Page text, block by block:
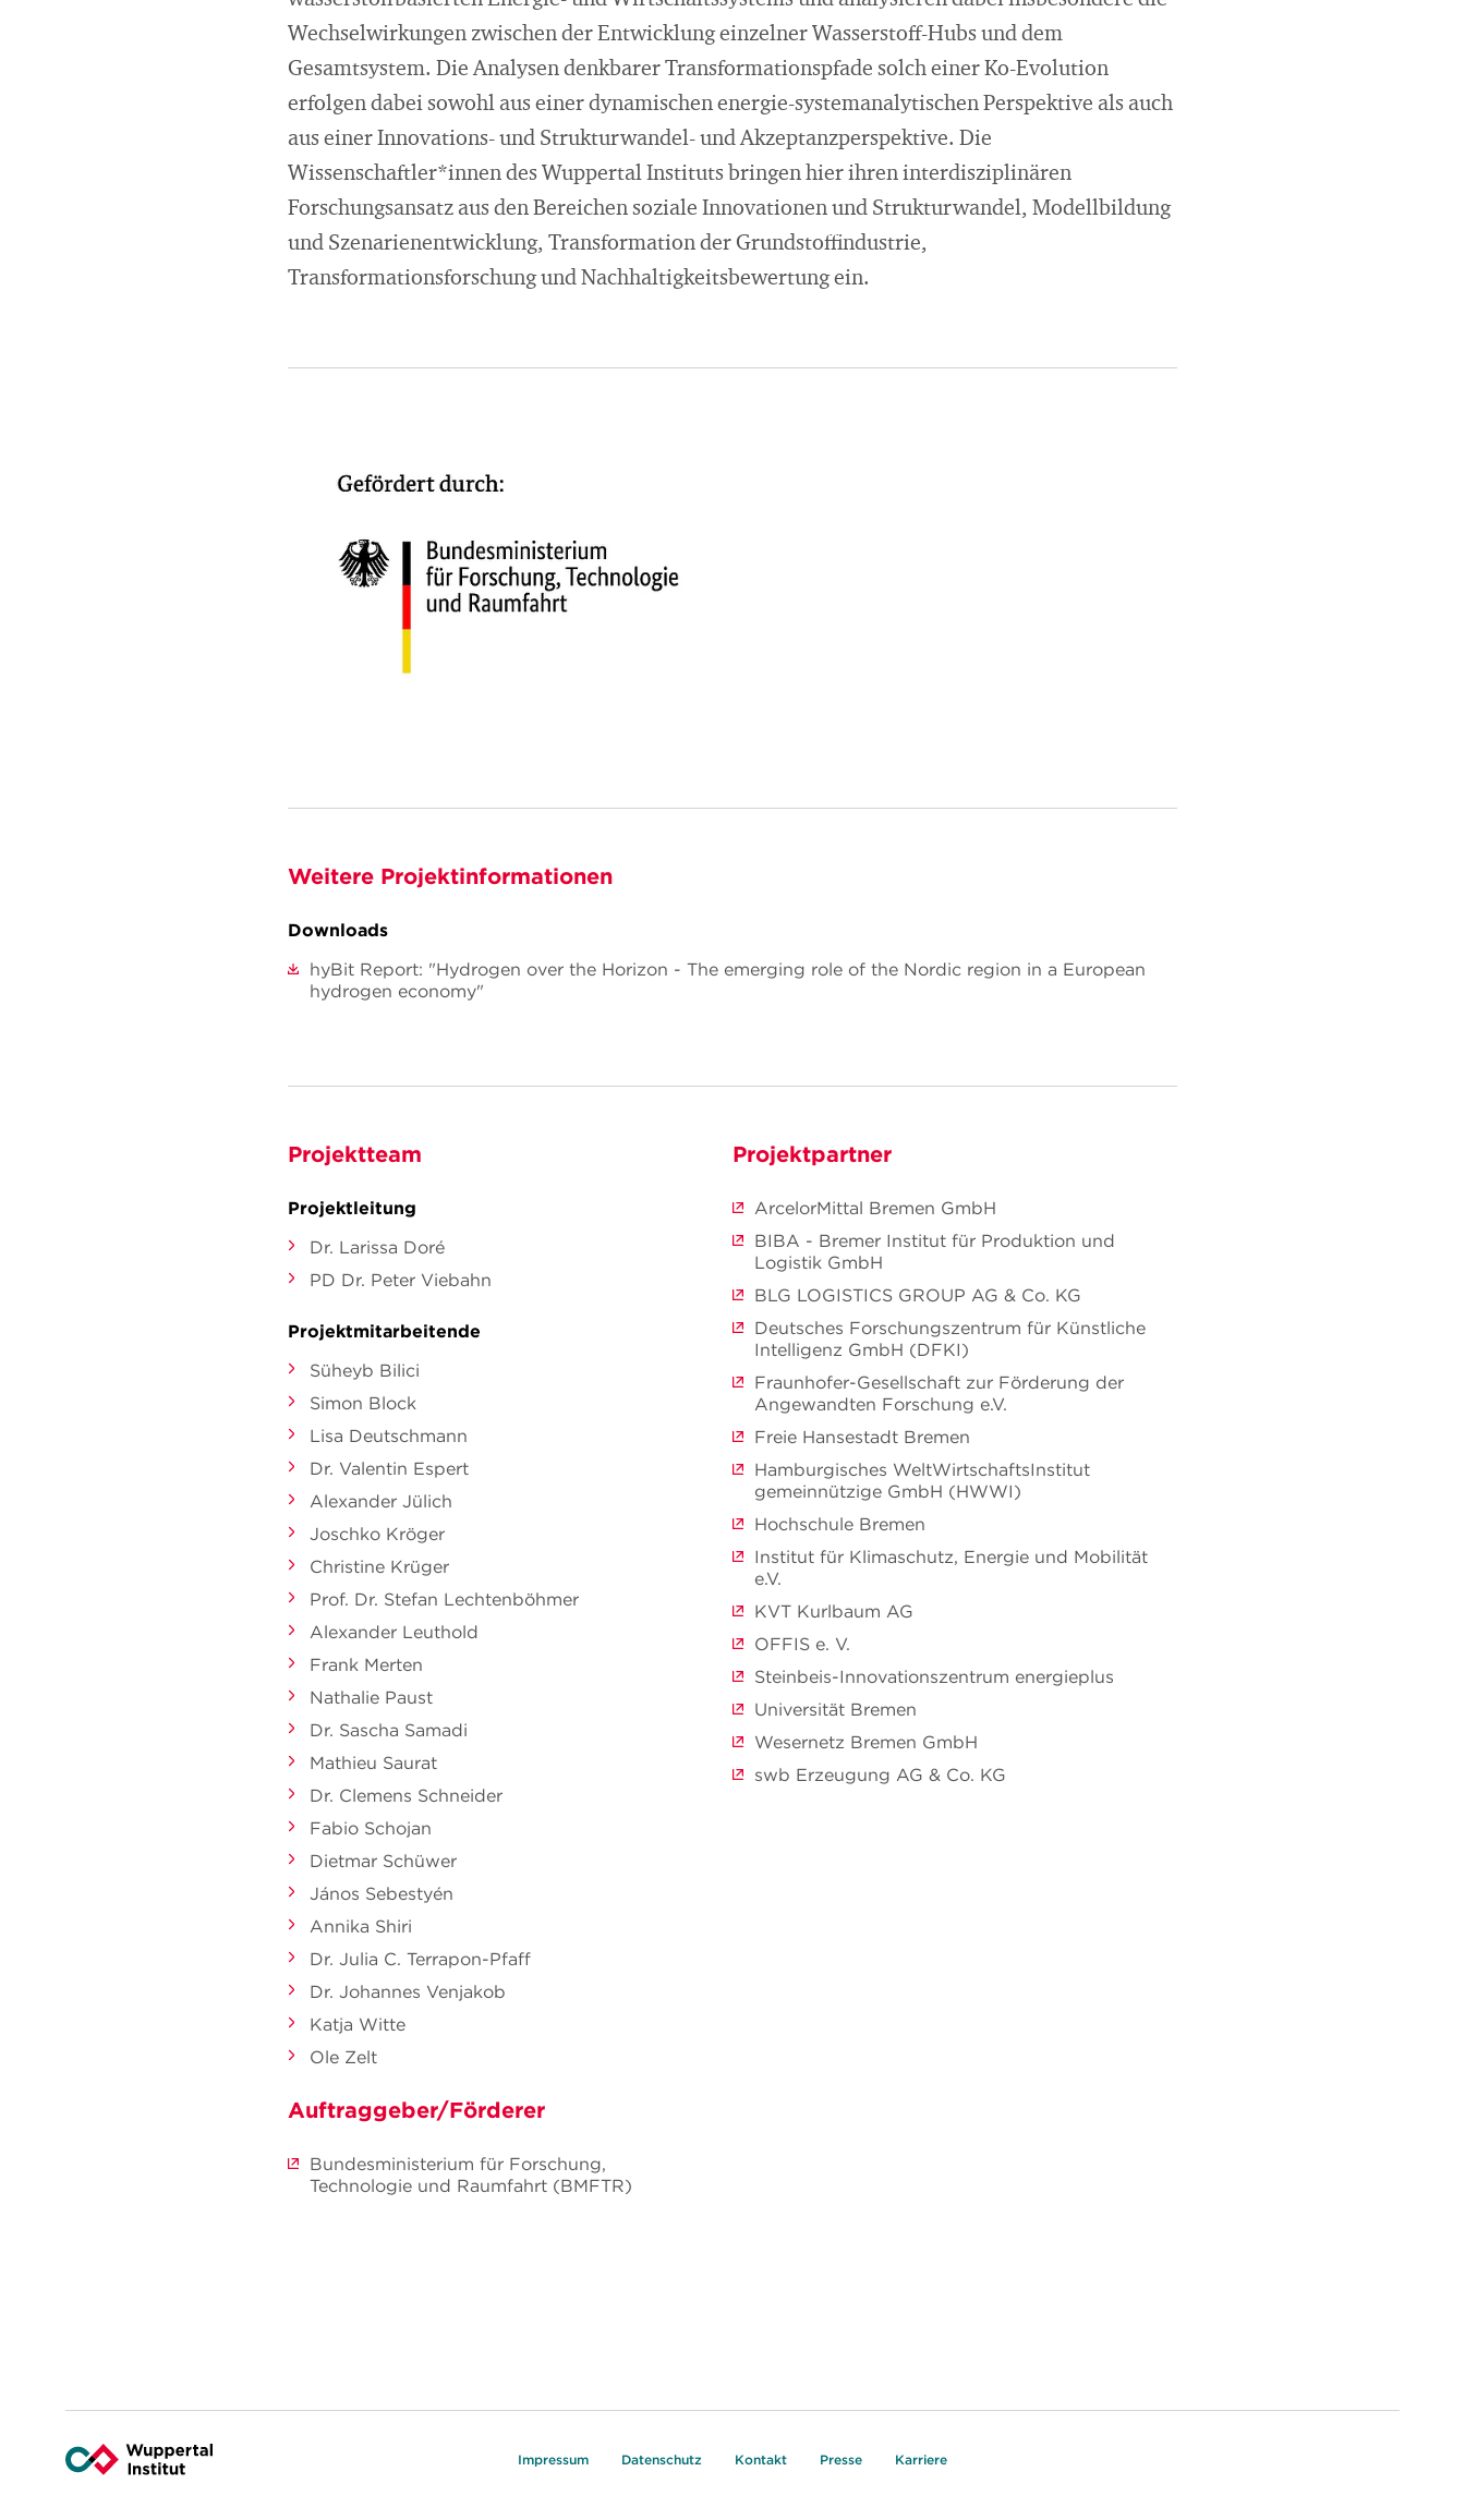
Wechselwirkungen zwischen der Entwicklung einzelner Wasserstoff-Hubs und dem
Gesamtsystem. Die Analysen denkbarer Transformationspfade solch einer Ko-Evolution
erfolgen dabei sowohl aus einer dynamischen energie-systemanalytischen Perspektive als auch
aus einer Innovations- und Strukturwandel- und Akzeptanzperspektive. Die
Wissenschaftler*innen des Wuppertal Instituts bringen hier ihren interdisziplinären
Forschungsansatz aus den Bereichen soziale Innovationen und Strukturwandel, Modellbildung
und Szenarienentwicklung, Transformation der Grundstoffindustrie,
Transformationsforschung und Nachhaltigkeitsbewertung ein.
Weitere Projektinformationen
Downloads
hyBit Report: "Hydrogen over the Horizon - The emerging role of the Nordic region in a European
hydrogen economy"
Projektteam
Projektleitung
Dr. Larissa Doré
PD Dr. Peter Viebahn
Projektmitarbeitende
Süheyb Bilici
Simon Block
Lisa Deutschmann
Dr. Valentin Espert
Alexander Jülich
Joschko Kröger
Christine Krüger
Prof. Dr. Stefan Lechtenböhmer
Alexander Leuthold
Frank Merten
Nathalie Paust
Dr. Sascha Samadi
Mathieu Saurat
Dr. Clemens Schneider
Fabio Schojan
Dietmar Schüwer
János Sebestyén
Annika Shiri
Dr. Julia C. Terrapon-Pfaff
Dr. Johannes Venjakob
Katja Witte
Ole Zelt
Auftraggeber/Förderer
Bundesministerium für Forschung,
Technologie und Raumfahrt (BMFTR)
Projektpartner
ArcelorMittal Bremen GmbH
BIBA - Bremer Institut für Produktion und
Logistik GmbH
BLG LOGISTICS GROUP AG & Co. KG
Deutsches Forschungszentrum für Künstliche
Intelligenz GmbH (DFKI)
Fraunhofer-Gesellschaft zur Förderung der
Angewandten Forschung e.V.
Freie Hansestadt Bremen
Hamburgisches WeltWirtschaftsInstitut
gemeinnützige GmbH (HWWI)
Hochschule Bremen
Institut für Klimaschutz, Energie und Mobilität
e.V.
KVT Kurlbaum AG
OFFIS e. V.
Steinbeis-Innovationszentrum energieplus
Universität Bremen
Wesernetz Bremen GmbH
swb Erzeugung AG & Co. KG
Impressum Datenschutz Kontakt Presse Karriere